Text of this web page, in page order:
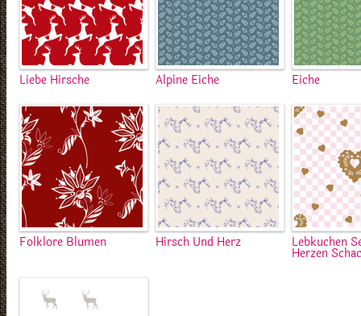
Liebe Hirsche Alpine Eiche Eiche
Folklore Blumen Hirsch Und Herz Lebkuchen
Herzen